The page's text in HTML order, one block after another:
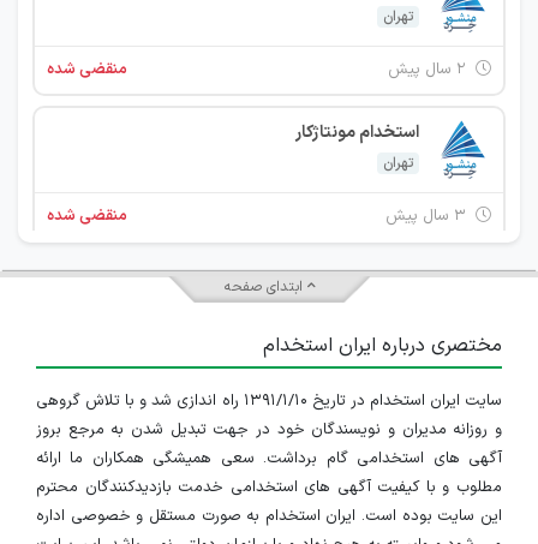
تهران
منقضی شده
استخدام مونتاژکار
تهران
منقضی شده
استخدام کارشناس فروش تجهیزات پزشکی
۳ سال پیش منقضی شده
استخدام مهندس حرفه ای الکترونیک، کارشناس فروش و مونتاژکار
تهران
منقضی شده
ابتدای صفحه
مختصری درباره ایران استخدام
سایت ایران استخدام در تاریخ ۱۳۹۱/۱/۱۰ راه اندازی شد و با تلاش گروهی
و روزانه مدیران و نویسندگان خود در جهت تبدیل شدن به مرجع بروز
آگهی های استخدامی گام برداشت. سعی همیشگی همکاران ما ارائه
مطلوب و با کیفیت آگهی های استخدامی خدمت بازدیدکنندگان محترم
این سایت بوده است. ایران استخدام به صورت مستقل و خصوصی اداره